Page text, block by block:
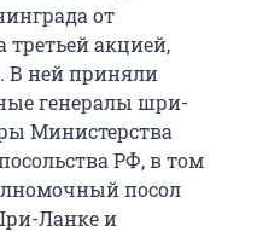
от
третьей акцией,
В ней приняли
генералы шри-
Министерства
РФ, в том
посол
Ланке и